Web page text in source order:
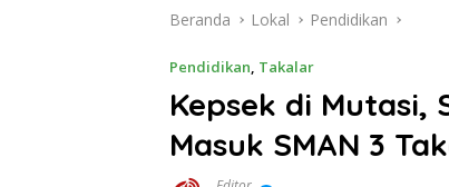
Beranda Lokal Pendidikan
Pendidikan, Takalar
Kepsek di Mutasi,
Masuk SMAN 3